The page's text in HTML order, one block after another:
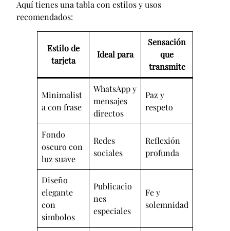
Aquí tienes una tabla con estilos y usos
recomendados:
Estilo de
tarjeta
Ideal para
Sensación
que
transmite
Minimalist
a con frase
WhatsApp y
mensajes
directos
Paz y
respeto
Fondo
oscuro con
luz suave
Redes
sociales
Reflexión
profunda
Diseño
elegante
con
símbolos
Publicacio
nes
especiales
Fe y
solemnidad